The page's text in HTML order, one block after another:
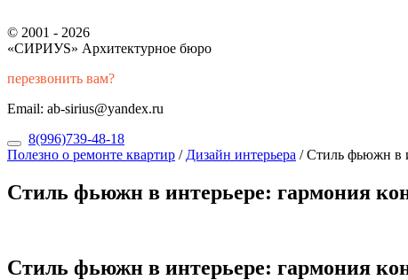
© 2001 - 2026
«СИРИУS» Архитектурное бюро
перезвонить вам?
Email: ab-sirius@yandex.ru
8(996)739-48-18
Полезно о ремонте квартир / Дизайн интерьера /Стиль фьюжн в
Стиль фьюжн в интерьере: гармония
Стиль фьюжн в интерьере: гармония